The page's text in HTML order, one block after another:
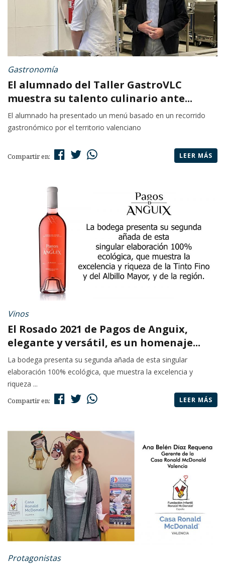
Gastronomía
El alumnado del Taller GastroVLC
muestra su talento culinario ante...
El alumnado ha presentado un menú basado en un recorrido
gastronómico por el territorio valenciano
Compartir en: LEER MÁS
Vinos
El Rosado 2021 de Pagos de Anguix,
elegante y versátil, es un homenaje...
La bodega presenta su segunda añada de esta singular
elaboración 100% ecológica, que muestra la excelencia y
riqueza ...
Compartir en: LEER MÁS
Protagonistas